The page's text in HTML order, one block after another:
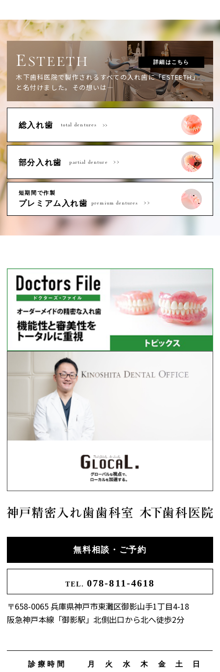
E STEETH
木下歯科医院で製作されるすべての入れ歯に「ESTEETH」
と名付けました。 その想いは―
詳細はこちら
総入れ歯 total dentures
部分入れ歯 partial denture
短期間で作製
プレミアム入れ歯 premium dentures
無料相談・ご予約
TEL. 078-811-4618
〒658-0065 兵庫県神戸市東灘区御影山手1丁目4-18
阪急神戸本線「御影駅」北側出口から北へ徒歩2分
診療時間 月 火 水 木 金 土 日